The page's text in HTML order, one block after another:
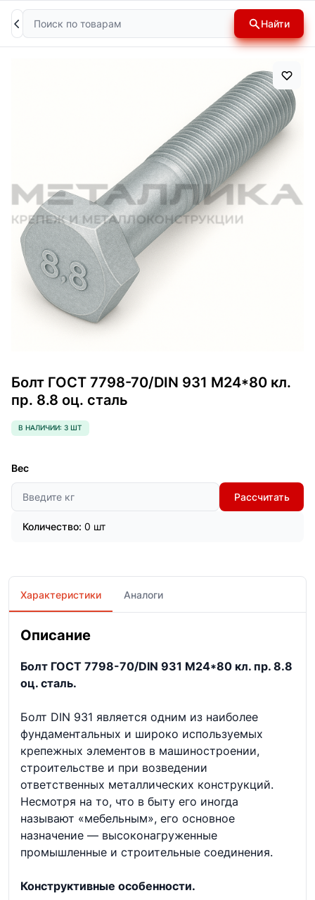
Поиск Найти
Болт ГОСТ 7798-70/DIN 931 М24*80 кл.
пр. 8.8 оц. сталь
В НАЛИЧИИ: 3 ШТ
Вес
Рассчитать
Количество: 0 шт
Характеристики Аналоги
Описание
Болт ГОСТ 7798-70/DIN 931 М24*80 кл. пр. 8.8
оц. сталь.
Болт DIN 931 является одним из наиболее
фундаментальных и широко используемых
крепежных элементов в машиностроении,
строительстве и при возведении
ответственных металлических конструкций.
Несмотря на то, что в быту его иногда
называют «мебельным», его основное
назначение — высоконагруженные
промышленные и строительные соединения.
Конструктивные особенности.